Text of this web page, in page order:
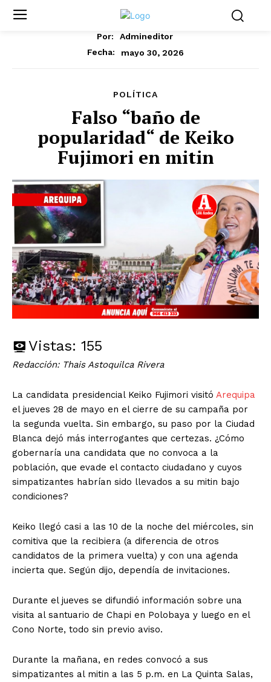
Por:
Admineditor
Fecha:
mayo 30, 2026
POLÍTICA
Falso “baño de
popularidad“ de Keiko
Fujimori en mitin
Vistas: 155
Redacción: Thais Astoquilca Rivera
La candidata presidencial Keiko Fujimori visitó Arequipa
el jueves 28 de mayo en el cierre de su campaña por
la segunda vuelta. Sin embargo, su paso por la Ciudad
Blanca dejó más interrogantes que certezas. ¿Cómo
gobernaría una candidata que no convoca a la
población, que evade el contacto ciudadano y cuyos
simpatizantes habrían sido llevados a su mitin bajo
condiciones?
Keiko llegó casi a las 10 de la noche del miércoles, sin
comitiva que la recibiera (a diferencia de otros
candidatos de la primera vuelta) y con una agenda
incierta que. Según dijo, dependía de invitaciones.
Durante el jueves se difundió información sobre una
visita al santuario de Chapi en Polobaya y luego en el
Cono Norte, todo sin previo aviso.
Durante la mañana, en redes convocó a sus
simpatizantes al mitin a las 5 p.m. en La Quinta Salas,